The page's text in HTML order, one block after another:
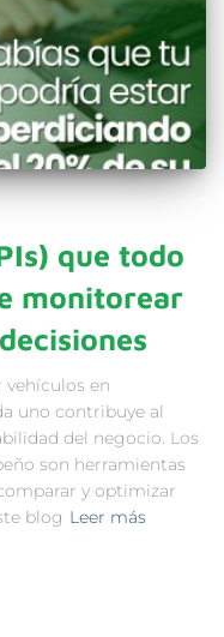
que todo
monitorear
vehículos en
uno contribuye al
del negocio. Los
son herramientas
y optimizar
blog Leer más